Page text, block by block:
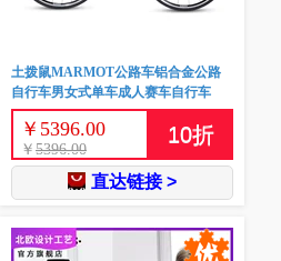
土拨鼠MARMOT公路车铝合金公路
自行车男女式单车成人赛车自行车
￥ 5396.00
￥ 5396.00
10折
直达链接 >